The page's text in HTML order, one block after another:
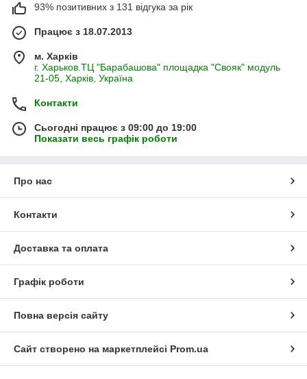
93% позитивних з 131 відгука за рік
Працює з 18.07.2013
м. Харків
г. Харьков.ТЦ "Барабашова" площадка "Свояк" модуль
21-05, Харків, Україна
Контакти
Сьогодні працює з 09:00 до 19:00
Показати весь графік роботи
Про нас
Контакти
Доставка та оплата
Графік роботи
Повна версія сайту
Сайт створено на маркетплейсі Prom.ua